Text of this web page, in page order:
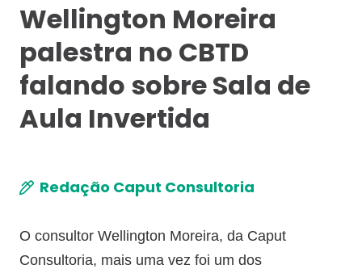
Wellington Moreira
palestra no CBTD
falando sobre Sala de
Aula Invertida
Redação Caput Consultoria
O consultor Wellington Moreira, da Caput
Consultoria, mais uma vez foi um dos